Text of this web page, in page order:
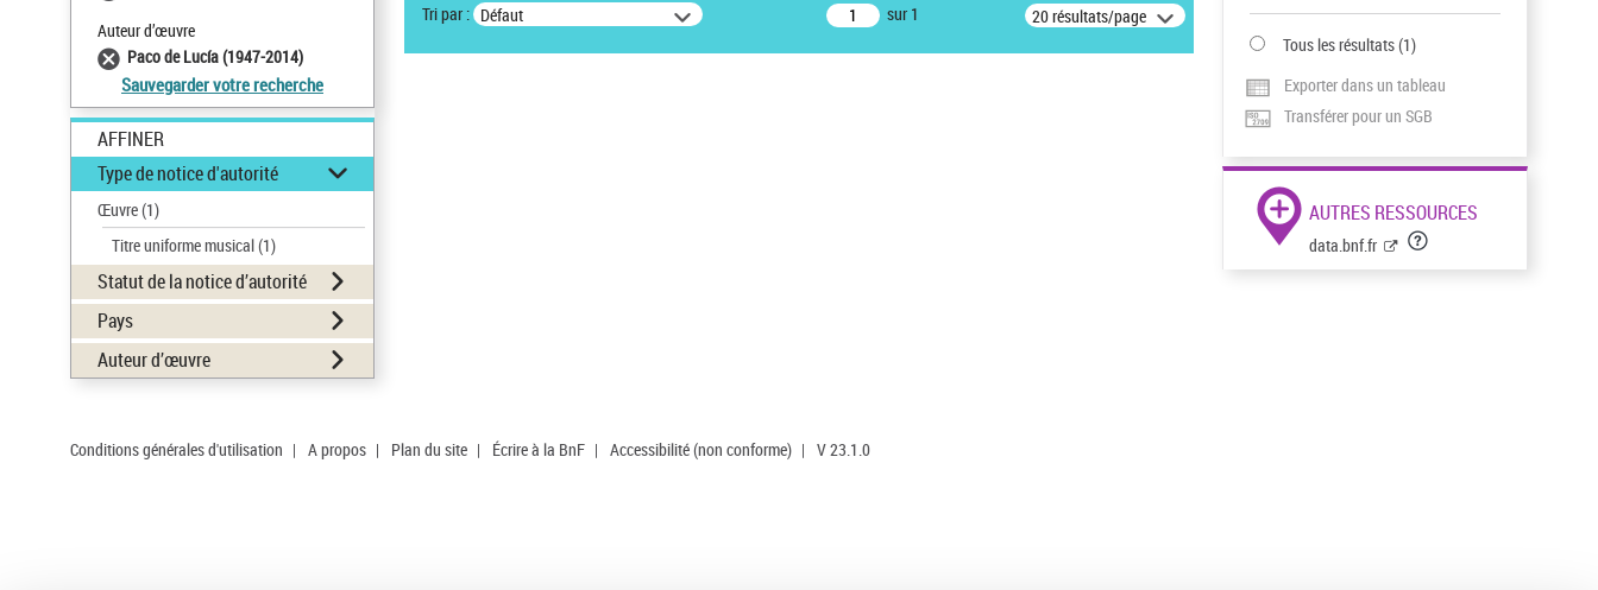
Auteur d’œuvre
Paco de Lucía (1947-2014)
Sauvegarder votre recherche
AFFINER
Type de notice d'autorité
Œuvre(1)
Titre uniforme musical(1)
Statut de la notice d’autorité
Pays
Auteur d’œuvre
Tri par : Défaut sur 1 20 résultats/page
Tous les résultats(1)
Exporter dans un tableau
Transférer pour un SGB
AUTRES RESSOURCES
data.bnf.fr
Conditions générales d'utilisation | A propos | Plan du site | Écrire à la BnF | Accessibilité (non conforme) | V 23.1.0